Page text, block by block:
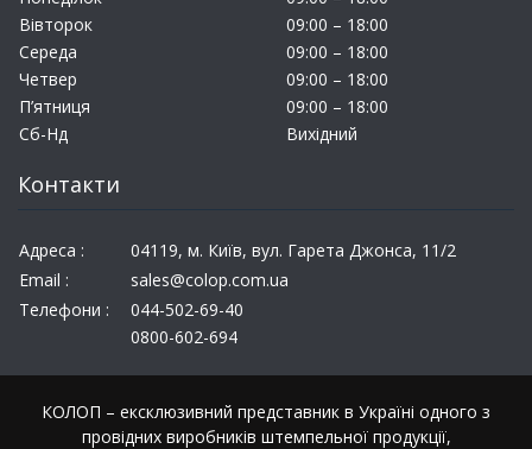
Вівторок
09:00 – 18:00
Середа
09:00 – 18:00
Четвер
09:00 – 18:00
П’ятниця
09:00 – 18:00
Сб-Нд
Вихідний
Контакти
Адреса :
04119, м. Київ, вул. Гарета Джонса, 11/2
Email :
sales@colop.com.ua
Телефони :
044-502-69-40
0800-602-694
КОЛОП – ексклюзивний представник в Україні одного з
провідних виробників штемпельної продукції,